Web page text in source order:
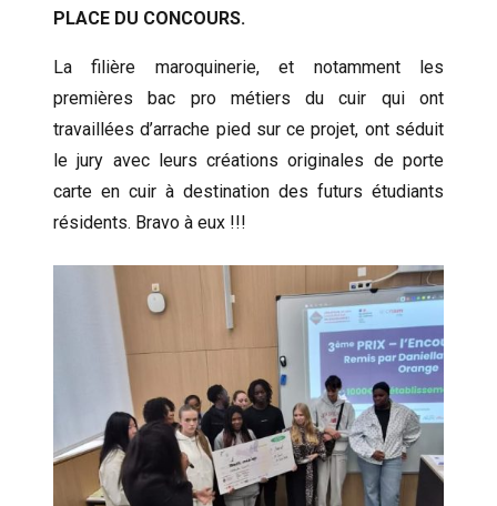
PLACE DU CONCOURS.
La filière maroquinerie, et notamment les
premières bac pro métiers du cuir qui ont
travaillées d’arrache pied sur ce projet, ont séduit
le jury avec leurs créations originales de porte
carte en cuir à destination des futurs étudiants
résidents. Bravo à eux !!!